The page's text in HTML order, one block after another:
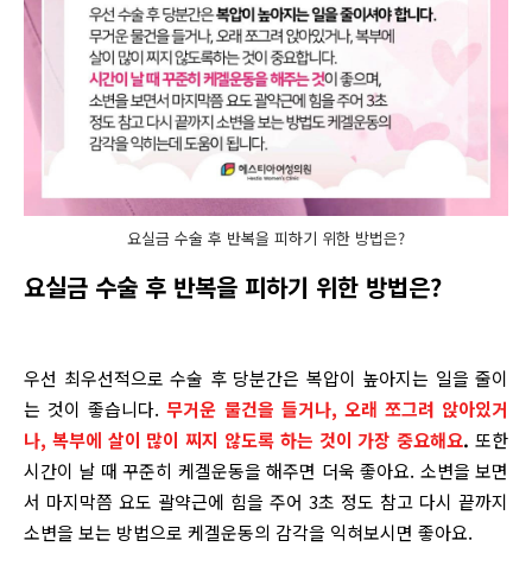
요실금 수술 후 반복을 피하기 위한 방법은?
요실금 수술 후 반복을 피하기 위한 방법은?
우선 최우선적으로 수술 후 당분간은 복압이 높아지는 일을 줄이
는 것이 좋습니다.무거운 물건을 들거나, 오래 쪼그려 앉아있거
나, 복부에 살이 많이 찌지 않도록 하는 것이 가장 중요해요. 또한
시간이 날 때 꾸준히 케겔운동을 해주면 더욱 좋아요. 소변을 보면
서 마지막쯤 요도 괄약근에 힘을 주어 3초 정도 참고 다시 끝까지
소변을 보는 방법으로 케겔운동의 감각을 익혀보시면 좋아요.